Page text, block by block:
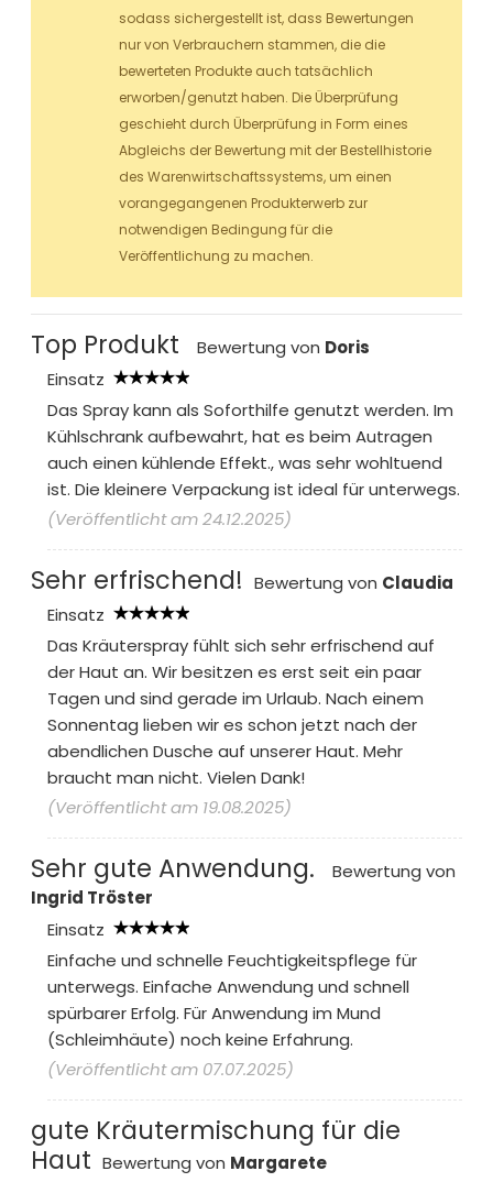
sodass sichergestellt ist, dass Bewertungen
nur von Verbrauchern stammen, die die
bewerteten Produkte auch tatsächlich
erworben/genutzt haben. Die Überprüfung
geschieht durch Überprüfung in Form eines
Abgleichs der Bewertung mit der Bestellhistorie
des Warenwirtschaftssystems, um einen
vorangegangenen Produkterwerb zur
notwendigen Bedingung für die
Veröffentlichung zu machen.
Top Produkt Bewertung von Doris
Einsatz
Das Spray kann als Soforthilfe genutzt werden. Im
Kühlschrank aufbewahrt, hat es beim Autragen
auch einen kühlende Effekt., was sehr wohltuend
ist. Die kleinere Verpackung ist ideal für unterwegs.
(Veröffentlicht am 24.12.2025)
Sehr erfrischend! Bewertung von Claudia
Einsatz
Das Kräuterspray fühlt sich sehr erfrischend auf
der Haut an. Wir besitzen es erst seit ein paar
Tagen und sind gerade im Urlaub. Nach einem
Sonnentag lieben wir es schon jetzt nach der
abendlichen Dusche auf unserer Haut. Mehr
braucht man nicht. Vielen Dank!
(Veröffentlicht am 19.08.2025)
Sehr gute Anwendung.
Bewertung von
Ingrid Tröster
Einsatz
Einfache und schnelle Feuchtigkeitspflege für
unterwegs. Einfache Anwendung und schnell
spürbarer Erfolg. Für Anwendung im Mund
(Schleimhäute) noch keine Erfahrung.
(Veröffentlicht am 07.07.2025)
gute Kräutermischung für die
Haut Bewertung von Margarete